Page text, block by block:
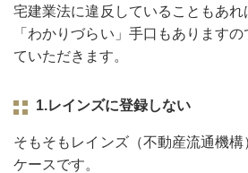
宅建業法に違反していることもあ
「わかりづらい」手口もあります
ていただきます。
1.レインズに登録しない
そもそもレインズ（不動産流通機
ケースです。